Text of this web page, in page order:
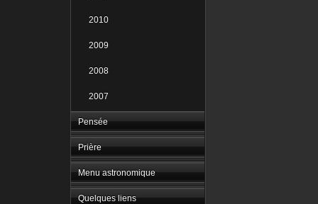
2010
2009
2008
2007
Pensée
Prière
Menu astronomique
Quelques liens